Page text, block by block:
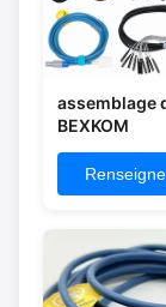
assemblage
BEXKOM